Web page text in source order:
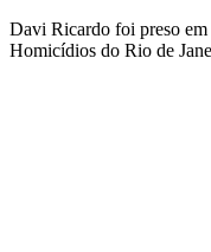
Davi Ricardo foi preso em
Homicídios do Rio de